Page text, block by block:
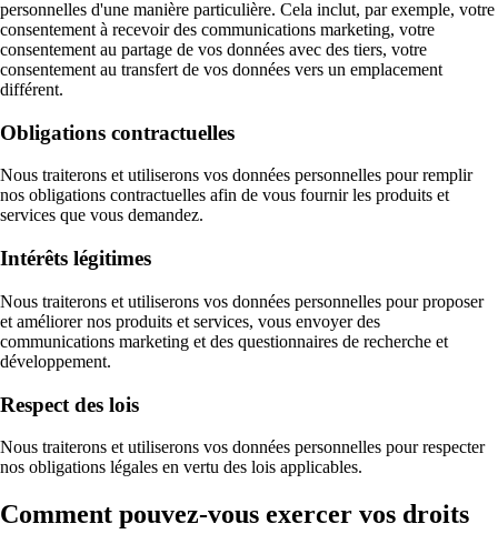
personnelles d'une manière particulière. Cela inclut, par exemple, votre
consentement à recevoir des communications marketing, votre
consentement au partage de vos données avec des tiers, votre
consentement au transfert de vos données vers un emplacement
différent.
Obligations contractuelles
Nous traiterons et utiliserons vos données personnelles pour remplir
nos obligations contractuelles afin de vous fournir les produits et
services que vous demandez.
Intérêts légitimes
Nous traiterons et utiliserons vos données personnelles pour proposer
et améliorer nos produits et services, vous envoyer des
communications marketing et des questionnaires de recherche et
développement.
Respect des lois
Nous traiterons et utiliserons vos données personnelles pour respecter
nos obligations légales en vertu des lois applicables.
Comment pouvez-vous exercer vos droits